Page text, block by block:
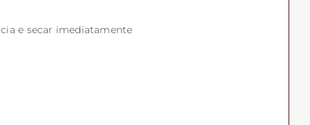
e secar imediatamente